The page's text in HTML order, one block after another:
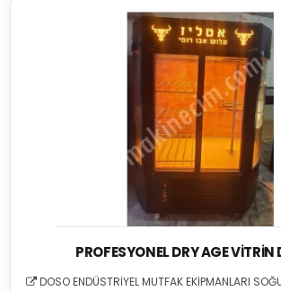
PROFESYONEL DRY AGE VITRIN
DOSO ENDÜSTRİYEL MUTFAK EKİPMANLARI